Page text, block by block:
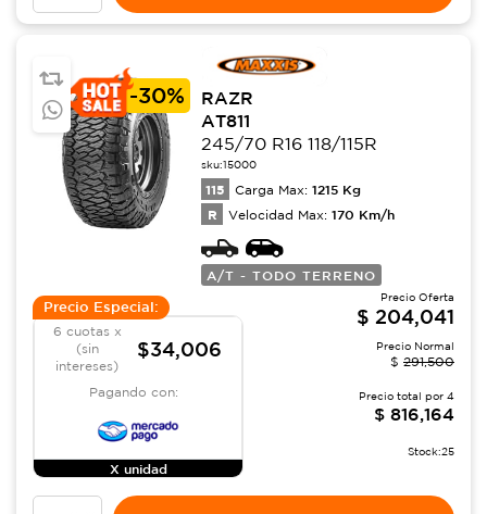
-30%
RAZR
AT811
245/70 R16 118/115R
sku:15000
115 Carga Max: 1215 Kg
R Velocidad Max: 170 Km/h
A/T - TODO TERRENO
Precio Especial:
6 cuotas x
(sin
intereses)
$34,006
Pagando con:
X unidad
Precio Oferta
$ 204,041
Precio Normal
$ 291,500
Precio total por 4
$ 816,164
Stock:25